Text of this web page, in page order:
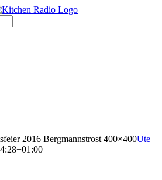
2016 Bergmannstrost 400×400Ute